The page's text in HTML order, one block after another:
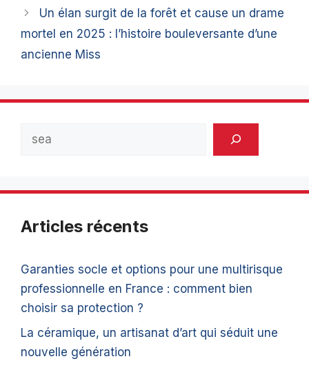
Un élan surgit de la forêt et cause un drame
mortel en 2025 : l’histoire bouleversante d’une
ancienne Miss
Articles récents
Garanties socle et options pour une multirisque
professionnelle en France : comment bien
choisir sa protection ?
La céramique, un artisanat d’art qui séduit une
nouvelle génération